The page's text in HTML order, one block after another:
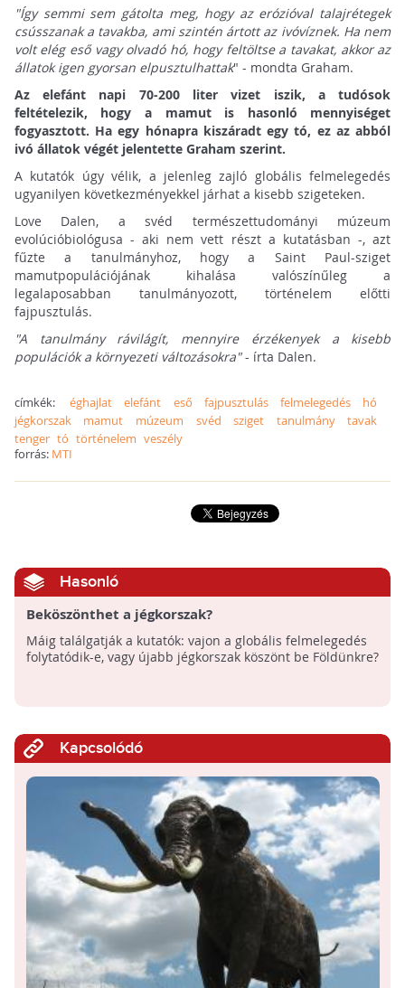
"Így semmi sem gátolta meg, hogy az erózióval talajrétegek
csússzanak a tavakba, ami szintén ártott az ivóvíznek. Ha nem
volt elég eső vagy olvadó hó, hogy feltöltse a tavakat, akkor az
állatok igen gyorsan elpusztulhattak" - mondta Graham.
Az elefánt napi 70-200 liter vizet iszik, a tudósok
feltételezik, hogy a mamut is hasonló mennyiséget
fogyasztott. Ha egy hónapra kiszáradt egy tó, ez az abból
ivó állatok végét jelentette Graham szerint.
A kutatók úgy vélik, a jelenleg zajló globális felmelegedés
ugyanilyen következményekkel járhat a kisebb szigeteken.
Love Dalen, a svéd természettudományi múzeum
evolúcióbiológusa - aki nem vett részt a kutatásban -, azt
fűzte a tanulmányhoz, hogy a Saint Paul-sziget
mamutpopulációjának kihalása valószínűleg a
legalaposabban tanulmányozott, történelem előtti
fajpusztulás.
"A tanulmány rávilágít, mennyire érzékenyek a kisebb
populációk a környezeti változásokra"- írta Dalen.
címkék:éghajlat elefánt eső fajpusztulás felmelegedés
hó
jégkorszak
mamut múzeum svéd sziget tanulmány
tavak
tenger tó történelem veszély
forrás: MTI
Hasonló
Beköszönthet a jégkorszak?
Máig találgatják a kutatók: vajon a globális felmelegedés
folytatódik-e, vagy újabb jégkorszak köszönt be Földünkre?
Kapcsolódó